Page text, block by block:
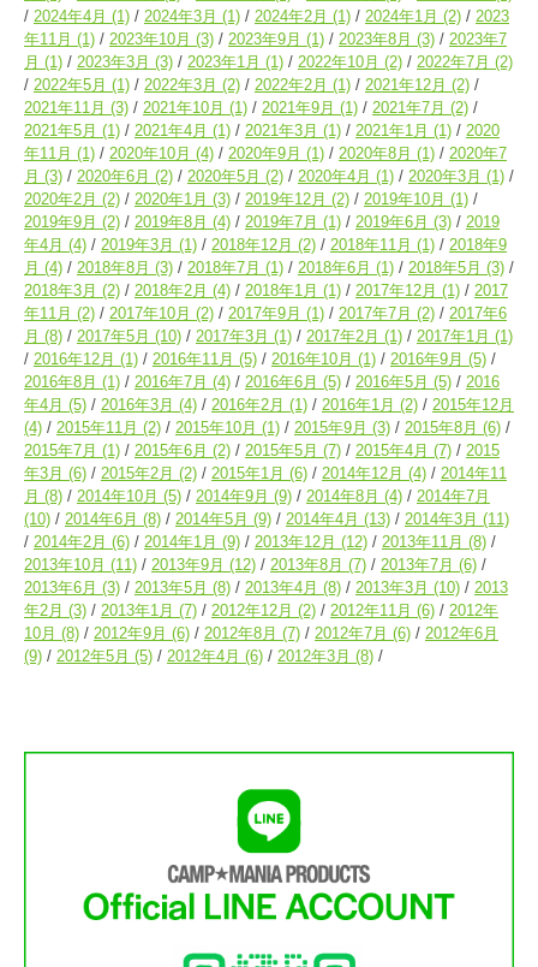
2024年4月 (1) 2024年3月 (1) 2024年2月 (1) 2024年1月 (2)
2023
年11月 (1) 2023年10月 (3) 2023年9月 (1) 2023年8月 (3)
2023年7
月 (1) 2023年3月 (3) 2023年1月 (1) 2022年10月 (2) 2022年7月 (2)
2022年5月 (1) 2022年3月 (2) 2022年2月 (1) 2021年12月 (2)
2021年11月 (3) 2021年10月 (1) 2021年9月 (1) 2021年7月 (2)
2021年5月 (1) 2021年4月 (1) 2021年3月 (1) 2021年1月 (1)
2020
年11月 (1) 2020年10月 (4) 2020年9月 (1) 2020年8月 (1)
2020年7
月 (3) 2020年6月 (2) 2020年5月 (2) 2020年4月 (1) 2020年3月 (1)
2020年2月 (2) 2020年1月 (3) 2019年12月 (2) 2019年10月 (1)
2019年9月 (2) 2019年8月 (4) 2019年7月 (1) 2019年6月 (3)
2019
年4月 (4) 2019年3月 (1) 2018年12月 (2) 2018年11月 (1)
2018年9
月 (4) 2018年8月 (3) 2018年7月 (1) 2018年6月 (1) 2018年5月 (3)
2018年3月 (2) 2018年2月 (4) 2018年1月 (1) 2017年12月 (1)
2017
年11月 (2) 2017年10月 (2) 2017年9月 (1) 2017年7月 (2)
2017年6
月 (8) 2017年5月 (10) 2017年3月 (1) 2017年2月 (1) 2017年1月 (1)
2016年12月 (1) 2016年11月 (5) 2016年10月 (1) 2016年9月 (5)
2016年8月 (1) 2016年7月 (4) 2016年6月 (5) 2016年5月 (5)
2016
年4月 (5) 2016年3月 (4) 2016年2月 (1) 2016年1月 (2)
2015年12月
(4)
2015年11月 (2) 2015年10月 (1) 2015年9月 (3) 2015年8月 (6)
2015年7月 (1) 2015年6月 (2) 2015年5月 (7) 2015年4月 (7)
2015
年3月 (6) 2015年2月 (2) 2015年1月 (6) 2014年12月 (4)
2014年11
月 (8) 2014年10月 (5) 2014年9月 (9) 2014年8月 (4)
2014年7月
(10)
2014年6月 (8) 2014年5月 (9) 2014年4月 (13) 2014年3月 (11)
2014年2月 (6) 2014年1月 (9) 2013年12月 (12) 2013年11月 (8)
2013年10月 (11) 2013年9月 (12) 2013年8月 (7) 2013年7月 (6)
2013年6月 (3) 2013年5月 (8) 2013年4月 (8) 2013年3月 (10)
2013
年2月 (3) 2013年1月 (7) 2012年12月 (2) 2012年11月 (6)
2012年
10月 (8) 2012年9月 (6) 2012年8月 (7) 2012年7月 (6)
2012年6月
(9)
2012年5月 (5) 2012年4月 (6) 2012年3月 (8)